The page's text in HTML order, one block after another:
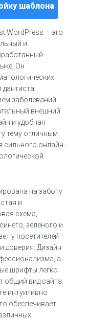
шаблона
WordPress – это
и
Он
заболеваний
внешний
и удобная
тему отличным
сильного онлайн-
на заботу
и
схема,
зеленого и
у посетителей
доверия. Дизайн
а
шрифты легко
общий вид сайта.
интуитивно
обеспечивает